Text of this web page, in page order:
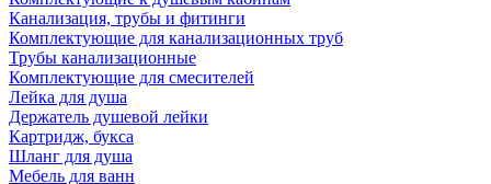
Канализация, трубы и фитинги
Комплектующие для канализационных труб
Трубы канализационные
Комплектующие для смесителей
Лейка для душа
Держатель душевой лейки
Картридж, букса
Шланг для душа
Мебель для ванн